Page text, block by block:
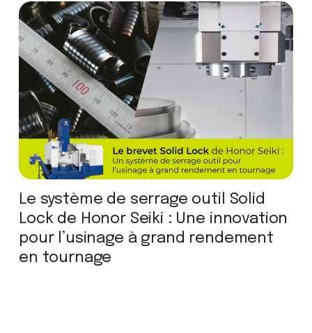
Le système de serrage outil Solid
Lock de Honor Seiki : Une innovation
pour l’usinage à grand rendement
en tournage